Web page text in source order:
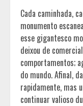
Cada caminhada,
monumento
esse gigantesco
deixou de
comportamentos;
do mundo. Afinal,
rapidamente, mas
continuar valioso